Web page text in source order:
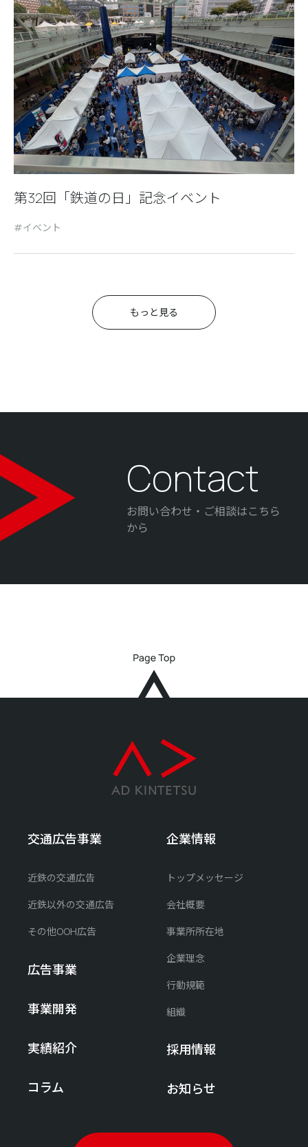
第32回「鉄道の日」記念イベント
イベント
もっと見る
Contact
お問い合わせ・ご相談はこちら
から
交通広告事業
近鉄の交通広告
近鉄以外の交通広告
その他OOH広告
広告事業
事業開発
実績紹介
コラム
企業情報
トップメッセージ
会社概要
事業所所在地
企業理念
行動規範
組織
採用情報
お知らせ